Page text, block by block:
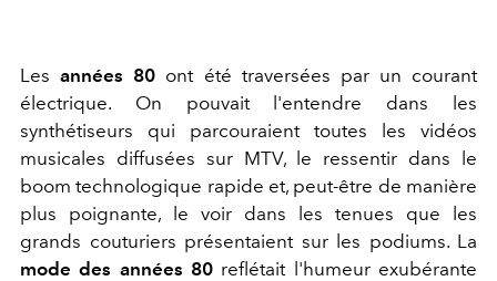
Lesannées 80 ont été traversées par un courant
électrique. On pouvait l'entendre dans les
synthétiseurs qui parcouraient toutes les vidéos
musicales diffusées sur MTV, le ressentir dans le
boom technologique rapide et, peut-être de manière
plus poignante, le voir dans les tenues que les
grands couturiers présentaient sur les podiums. La
mode des années 80 reflétait l'humeur exubérante